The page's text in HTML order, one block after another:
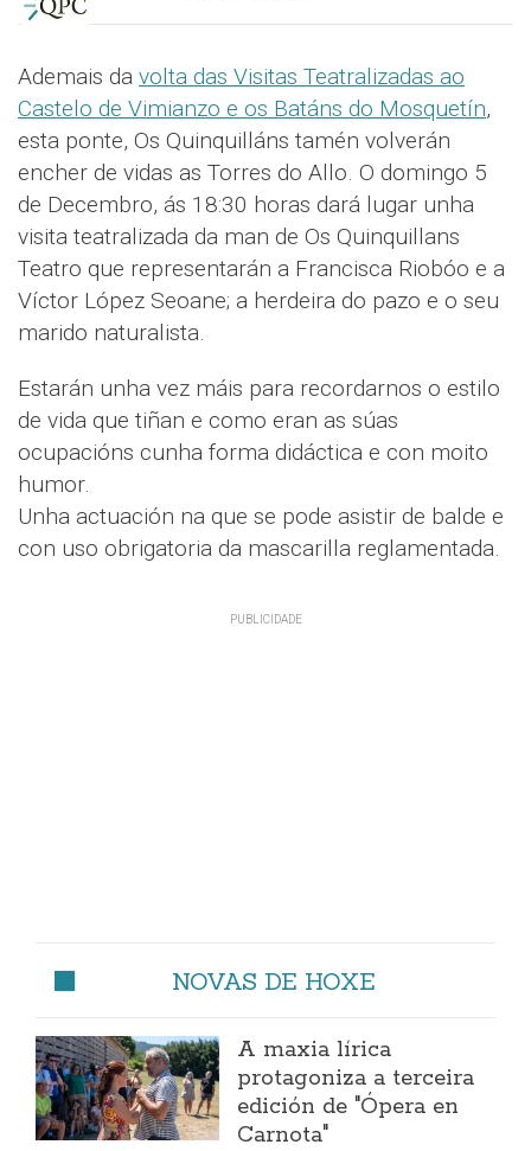
Ademais da volta das Visitas Teatralizadas ao
Castelo de Vimianzo e os Batáns do Mosquetín,
esta ponte, Os Quinquilláns tamén volverán
encher de vidas as Torres do Allo. O domingo 5
de Decembro, ás 18:30 horas dará lugar unha
visita teatralizada da man de Os Quinquillans
Teatro que representarán a Francisca Riobóo e a
Víctor López Seoane; a herdeira do pazo e o seu
marido naturalista.
Estarán unha vez máis para recordarnos o estilo
de vida que tiñan e como eran as súas
ocupacións cunha forma didáctica e con moito
humor.
Unha actuación na que se pode asistir de balde e
con uso obrigatoria da mascarilla reglamentada.
NOVAS DE HOXE
A maxia lírica
protagoniza a terceira
edición de "Ópera en
Carnota"